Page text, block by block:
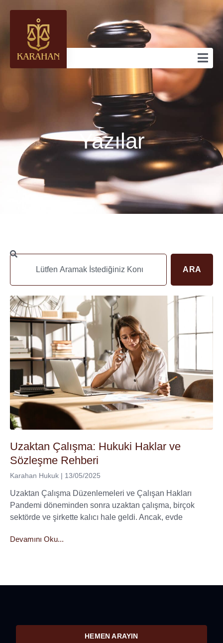
Yazılar
ARA
Uzaktan Çalışma: Hukuki Haklar ve
Sözleşme Rehberi
Karahan Hukuk 13/05/2025
Uzaktan Çalışma Düzenlemeleri ve Çalışan Hakları
Pandemi döneminden sonra uzaktan çalışma, birçok
sektörde ve şirkette kalıcı hale geldi. Ancak, evde
Devamını Oku...
HEMEN ARAYIN